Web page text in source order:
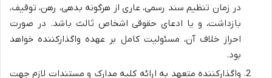
در زمان تنظیم سند رسمی، عاری از هرگونه بدهی، رهن، توقیف،
بازداشت، و یا ادعای حقوقی اشخاص ثالث باشد. در صورت
احراز خلاف آن، مسئولیت کامل بر عهده واگذارکننده خواهد
بود.
واگذارکننده متعهد به ارائه کلیه مدارک و مستندات لازم جهت